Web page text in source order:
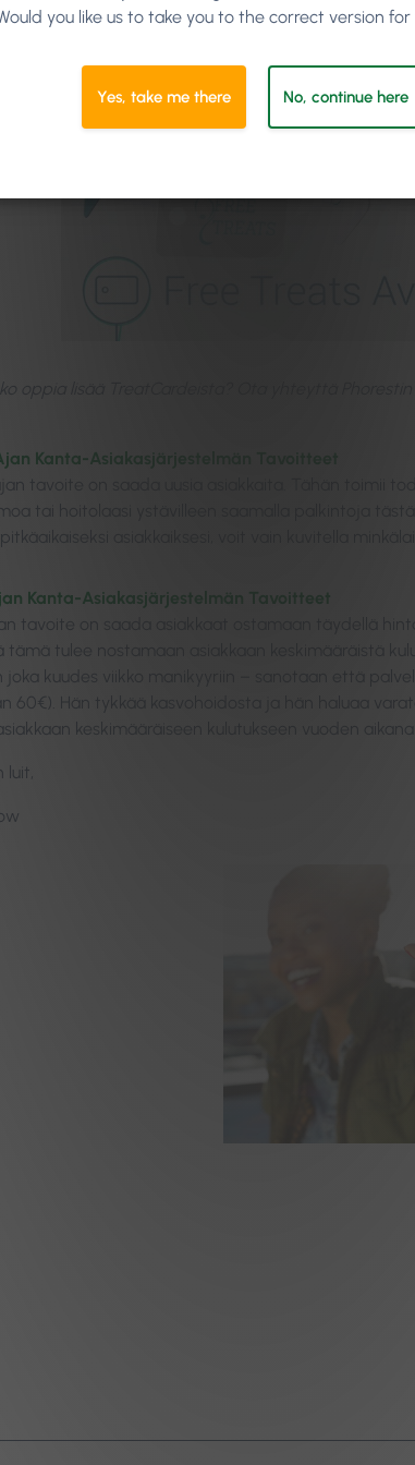
asiakkaiden keskimääräisen kulutuksen
tulosta. Seuraavaksi sinun tulee pitää mielessä
oppia lisää TreatCardeista? Ota yhteyttä
Kanta-Asiakasjärjestelmän Tavoitteet
tavoite on saada uusia asiakkaita. Tähän toimii
tai hoitolaasi ystävilleen saamalla palkintoja
pitkäaikaiseksi asiakkaiksesi, voit vain kuvitella
Kanta-Asiakasjärjestelmän Tavoitteet
tavoite on saada asiakkaat ostamaan täydellä
tämä tulee nostamaan asiakkaan keskimääräistä
joka kuudes viikko manikyyriin – sanotaan että
60€). Hän tykkää kasvohoidosta ja hän haluaa
keskimääräiseen kulutukseen vuoden
luit,
you like us to take you to the correct version for
Yes, take me there No, continue here